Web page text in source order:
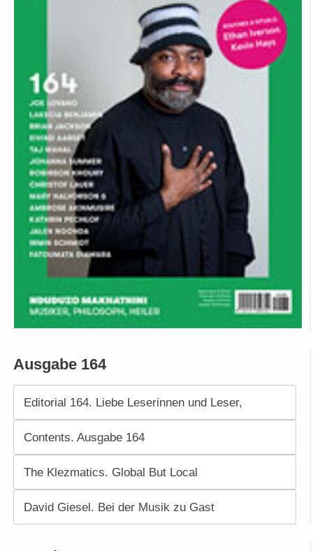
Ausgabe 164
Editorial 164. Liebe Leserinnen und Leser,
Contents. Ausgabe 164
The Klezmatics. Global But Local
David Giesel. Bei der Musik zu Gast